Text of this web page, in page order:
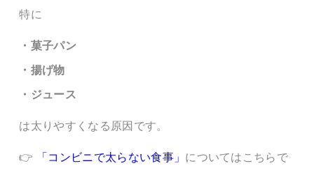
特に
・菓子パン
・揚げ物
・ジュース
は太りやすくなる原因です。
👉 「コンビニで太らない食事」 についてはこちらで